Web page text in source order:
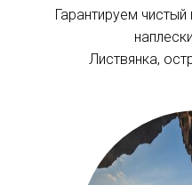
Гарантируем
Листвянка,